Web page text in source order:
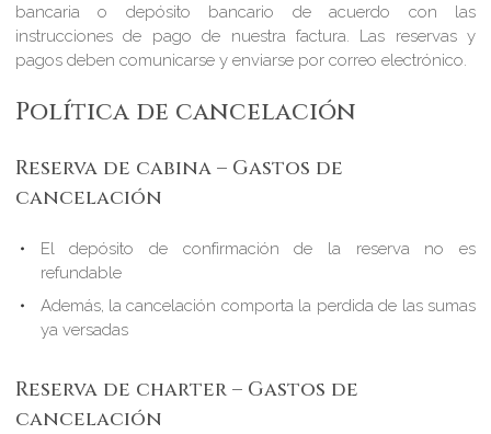
bancaria o depósito bancario de acuerdo con las
instrucciones de pago de nuestra factura. Las reservas y
pagos deben comunicarse y enviarse por correo electrónico.
Política de cancelación
Reserva de cabina – Gastos de
cancelación
El depósito de confirmación de la reserva no es
refundable
Además, la cancelación comporta la perdida de las sumas
ya versadas
Reserva de charter – Gastos de
cancelación